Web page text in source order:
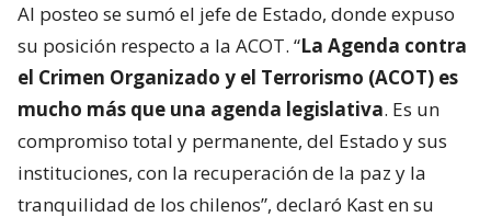
Al posteo se sumó el jefe de Estado, donde expuso
su posición respecto a la ACOT. “La Agenda contra
el Crimen Organizado y el Terrorismo (ACOT) es
mucho más que una agenda legislativa. Es un
compromiso total y permanente, del Estado y sus
instituciones, con la recuperación de la paz y la
tranquilidad de los chilenos”, declaró Kast en su